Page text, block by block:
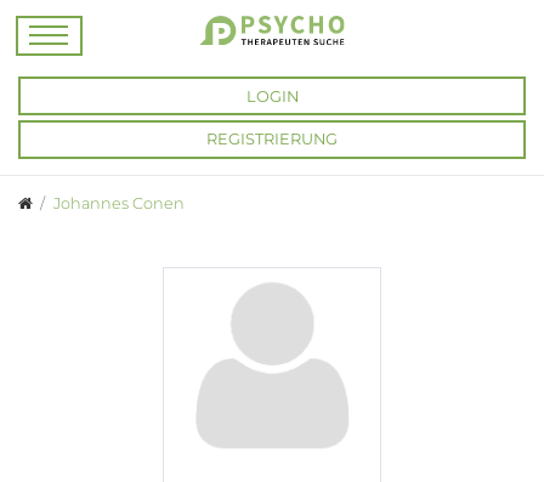
LOGIN
REGISTRIERUNG
Johannes Conen